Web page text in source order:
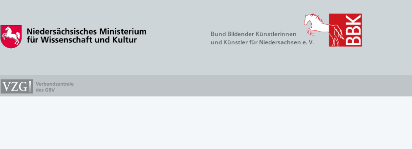
Bund Bildender Künstlerinnen
und Künstler für Niedersachsen e. V.